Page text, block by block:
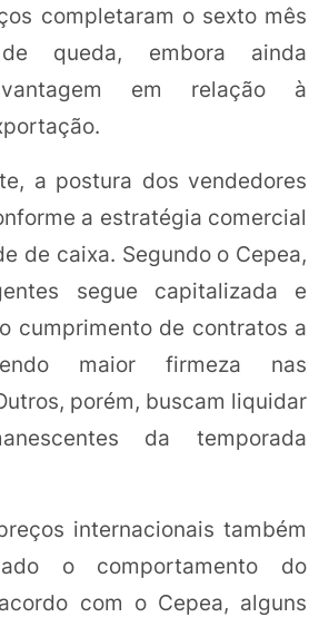
completaram o sexto mês
queda, embora ainda
vantagem em relação à
a postura dos vendedores
a estratégia comercial
de caixa. Segundo o Cepea,
segue capitalizada e
cumprimento de contratos a
maior firmeza nas
porém, buscam liquidar
da temporada
internacionais também
o comportamento do
com o Cepea, alguns